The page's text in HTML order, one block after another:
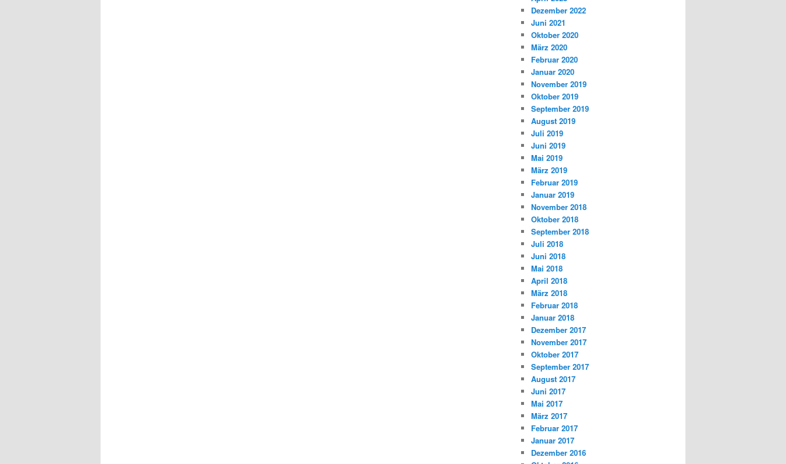
Dezember 2022
Juni 2021
Oktober 2020
März 2020
Februar 2020
Januar 2020
November 2019
Oktober 2019
September 2019
August 2019
Juli 2019
Juni 2019
Mai 2019
März 2019
Februar 2019
Januar 2019
November 2018
Oktober 2018
September 2018
Juli 2018
Juni 2018
Mai 2018
April 2018
März 2018
Februar 2018
Januar 2018
Dezember 2017
November 2017
Oktober 2017
September 2017
August 2017
Juni 2017
Mai 2017
März 2017
Februar 2017
Januar 2017
Dezember 2016